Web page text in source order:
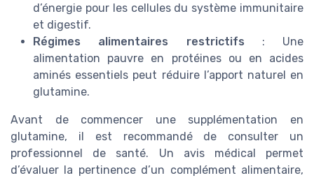
d’énergie pour les cellules du système immunitaire
et digestif.
Régimes alimentaires restrictifs : Une
alimentation pauvre en protéines ou en acides
aminés essentiels peut réduire l’apport naturel en
glutamine.
Avant de commencer une supplémentation en
glutamine, il est recommandé de consulter un
professionnel de santé. Un avis médical permet
d’évaluer la pertinence d’un complément alimentaire,